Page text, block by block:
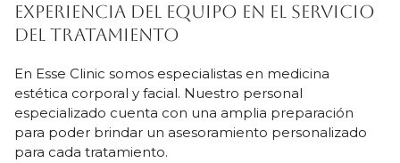
EXPERIENCIA DEL EQUIPO EN EL SERVICIO
DEL TRATAMIENTO
En Esse Clinic somos especialistas en medicina
estética corporal y facial. Nuestro personal
especializado cuenta con una amplia preparación
para poder brindar un asesoramiento personalizado
para cada tratamiento.